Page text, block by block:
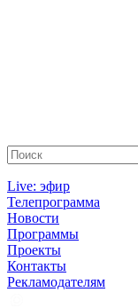
Live: эфир
Телепрограмма
Новости
Программы
Проекты
Контакты
Рекламодателям